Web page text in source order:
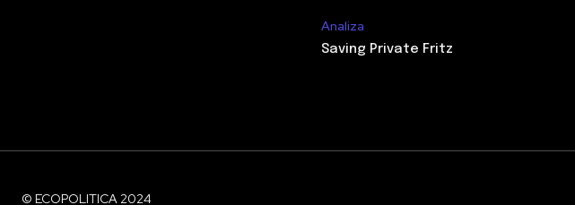
Analiza
Saving Private Fritz
© ECOPOLITICA 2024